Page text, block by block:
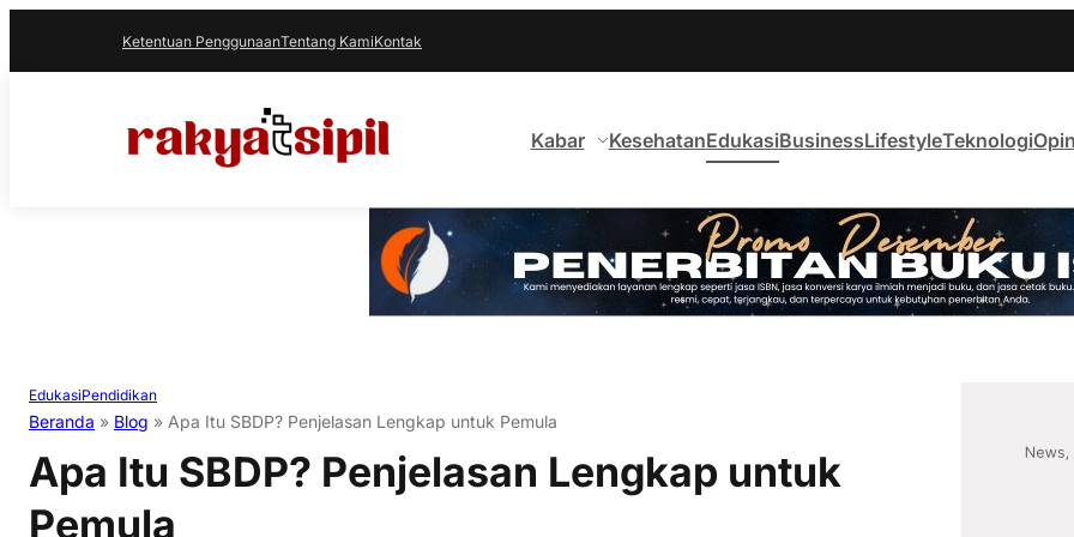
Ketentuan PenggunaanTentang KamiKontak
Kabar KesehatanEdukasiBusinessLifestyleTeknologi
EdukasiPendidikan
Beranda » Blog » Apa Itu SBDP? Penjelasan Lengkap untuk Pemula
Apa Itu SBDP? Penjelasan Lengkap untuk
Pemula